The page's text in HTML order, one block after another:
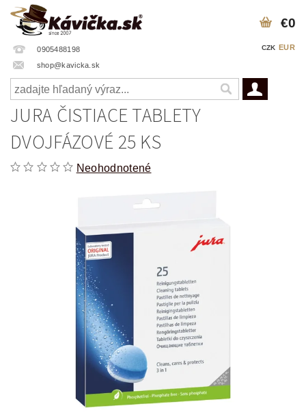
0905488198
shop@kavicka.sk
CZK EUR
€0
JURA ČISTIACE TABLETY
DVOJFÁZOVÉ 25 KS
Neohodnotené